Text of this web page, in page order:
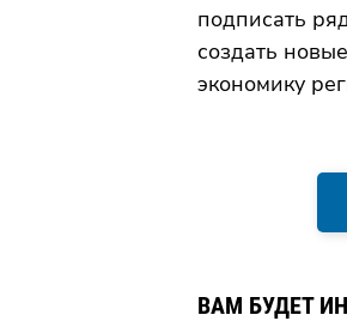
подписать
создать
экономику
ВАМ БУДЕТ